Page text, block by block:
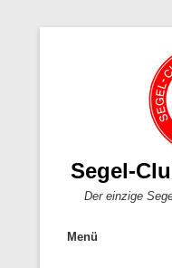
Segel-
Der einzige
Menü